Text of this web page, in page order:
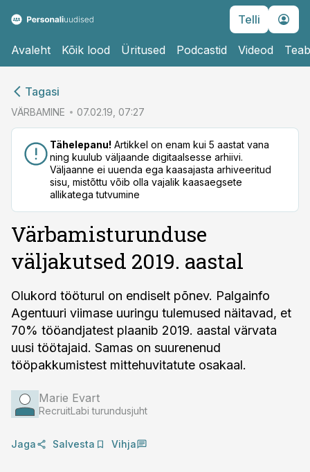
Telli
Avaleht Kõik lood Üritused Podcastid Videod
Tagasi
VÄRBAMINE 07.02.19, 07:27
Tähelepanu! Artikkel on enam kui 5 aastat vana
ning kuulub väljaande digitaalsesse arhiivi.
Väljaanne ei uuenda ega kaasajasta arhiveeritud
sisu, mistõttu võib olla vajalik kaasaegsete
allikatega tutvumine
Värbamisturunduse
väljakutsed 2019. aastal
Olukord tööturul on endiselt põnev. Palgainfo
Agentuuri viimase uuringu tulemused näitavad, et
70% tööandjatest plaanib 2019. aastal värvata
uusi töötajaid. Samas on suurenenud
tööpakkumistest mittehuvitatute osakaal.
Marie Evart
RecruitLabi turundusjuht
Jaga Salvesta Vihja